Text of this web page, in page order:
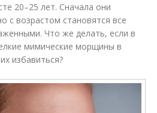
20–25 лет. Сначала они
с возрастом становятся все
Что же делать, если в
мимические морщины в
избавиться?